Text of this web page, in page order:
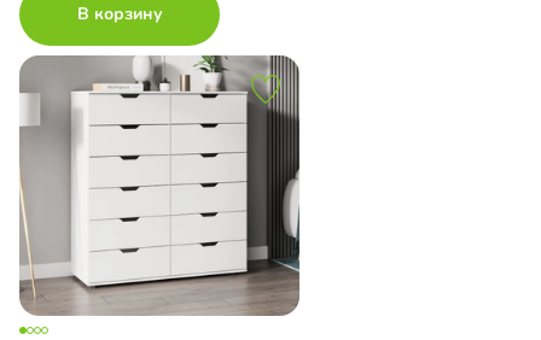
В корзину